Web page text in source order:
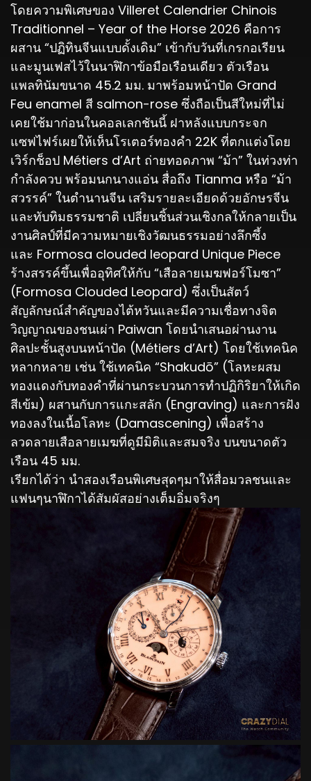
โดยความพิเศษของ Villeret Calendrier Chinois
Traditionnel – Year of the Horse 2026 คือการ
ผสาน “ปฏิทินจีนแบบดั้งเดิม” เข้ากับวันที่เกรกอเรียน
และมูนเฟสไว้ในนาฬิกาข้อมือเรือนเดียว ตัวเรือน
แพลทินัมขนาด 45.2 มม. มาพร้อมหน้าปัด Grand
Feu enamel สี salmon-rose ซึ่งถือเป็นสีใหม่ที่ไม่
เคยใช้มาก่อนในคอลเลกชันนี้ ฝาหลังแบบกระจก
แซฟไฟร์เผยให้เห็นโรเตอร์ทองคำ 22K ที่ตกแต่งโดย
เวิร์กช็อป Métiers d’Art ถ่ายทอดภาพ “ม้า” ในท่วงท่า
กำลังควบ พร้อมนกนางแอ่น สื่อถึง Tianma หรือ “ม้า
สวรรค์” ในตำนานจีน เสริมรายละเอียดด้วยอักษรจีน
และทับทิมธรรมชาติ เปลี่ยนชิ้นส่วนเชิงกลให้กลายเป็น
งานศิลป์ที่มีความหมายเชิงวัฒนธรรมอย่างลึกซึ้ง
และ Formosa clouded leopard Unique Piece
ร้างสรรค์ขึ้นเพื่ออุทิศให้กับ “เสือลายเมฆฟอร์โมซา”
(Formosa Clouded Leopard) ซึ่งเป็นสัตว์
สัญลักษณ์สำคัญของไต้หวันและมีความเชื่อทางจิต
วิญญาณของชนเผ่า Paiwan โดยนำเสนอผ่านงาน
ศิลปะชั้นสูงบนหน้าปัด (Métiers d’Art) โดยใช้เทคนิค
หลากหลาย เช่น ใช้เทคนิค “Shakudō” (โลหะผสม
ทองแดงกับทองคำที่ผ่านกระบวนการทำปฏิกิริยาให้เกิด
สีเข้ม) ผสานกับการแกะสลัก (Engraving) และการฝัง
ทองลงในเนื้อโลหะ (Damascening) เพื่อสร้าง
ลวดลายเสือลายเมฆที่ดูมีมิติและสมจริง บนขนาดตัว
เรือน 45 มม.
เรียกได้ว่า นำสองเรือนพิเศษสุดๆมาให้สื่อมวลชนและ
แฟนๆนาฬิกาได้สัมผัสอย่างเต็มอิ่มจริงๆ